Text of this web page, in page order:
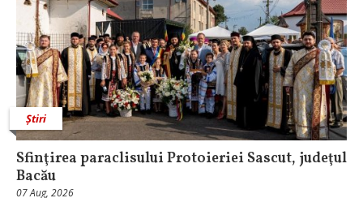
Știri
Sfinţirea paraclisului Protoieriei Sascut, judeţul
Bacău
07 Aug, 2026